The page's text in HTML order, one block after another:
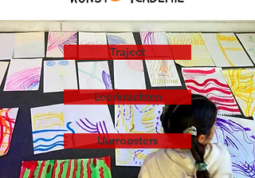
Traject
Leerkrachten
Uurroosters